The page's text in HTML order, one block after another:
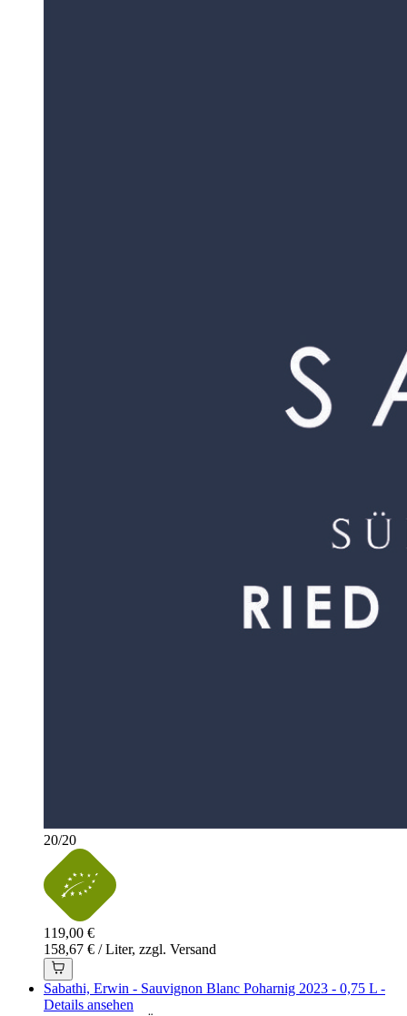
20/20
119,00 €
158,67 € / Liter, zzgl. Versand
Sabathi, Erwin - Sauvignon Blanc Poharnig 2023 - 0,75 L -
Details ansehen